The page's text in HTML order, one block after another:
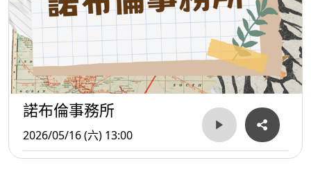
諾布倫事務所
2026/05/16 (六) 13:00